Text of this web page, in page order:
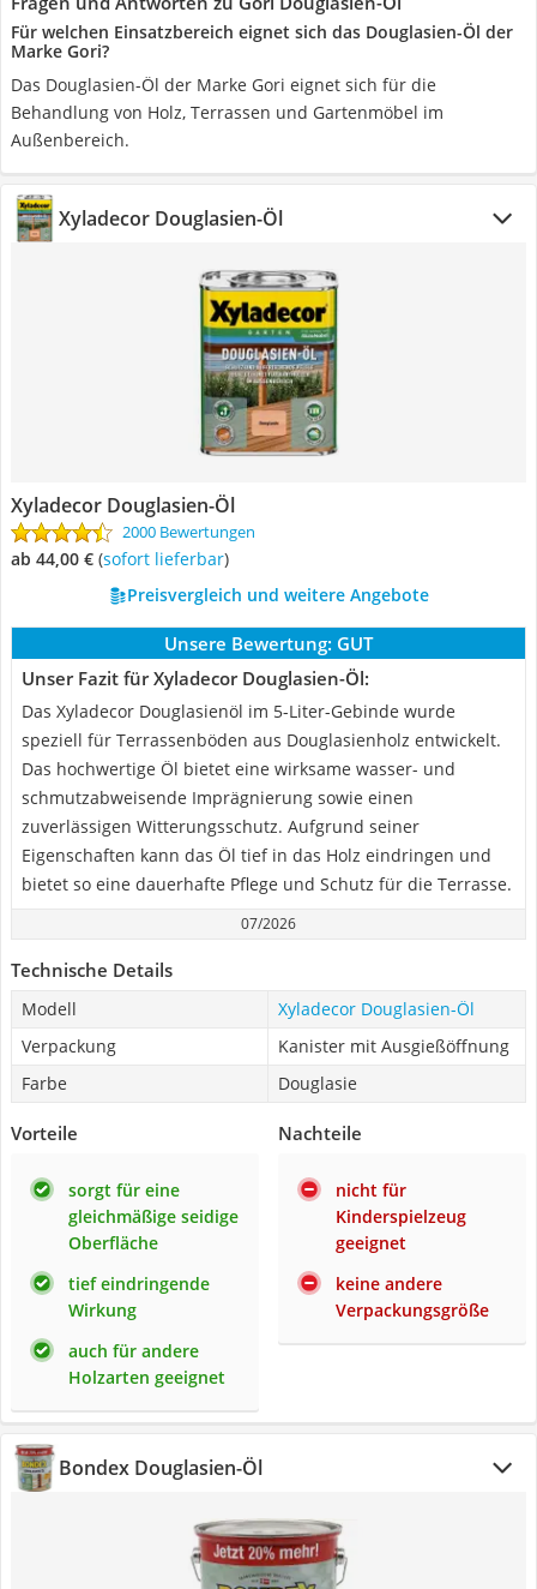
Für welchen Einsatzbereich eignet sich das Douglasien-Öl der
Marke Gori?
Das Douglasien-Öl der Marke Gori eignet sich für die
Behandlung von Holz, Terrassen und Gartenmöbel im
Außenbereich.
Xyladecor Douglasien-Öl
Xyladecor Douglasien-Öl
2000 Bewertungen
ab 44,00 € ( Sofort lieferbar)
Preisvergleich und weitere Angebote
Unsere Bewertung: GUT
Unser Fazit für Xyladecor Douglasien-Öl:
Das Xyladecor Douglasienöl im 5-Liter-Gebinde wurde
speziell für Terrassenböden aus Douglasienholz entwickelt.
Das hochwertige Öl bietet eine wirksame wasser- und
schmutzabweisende Imprägnierung sowie einen
zuverlässigen Witterungsschutz. Aufgrund seiner
Eigenschaften kann das Öl tief in das Holz eindringen und
bietet so eine dauerhafte Pflege und Schutz für die Terrasse.
07/2026
Technische Details
Modell
Xyladecor Douglasien-Öl
Verpackung
Kanister mit Ausgießöffnung
Farbe
Douglasie
Vorteile
sorgt für eine
gleichmäßige seidige
Oberfläche
tief eindringende
Wirkung
auch für andere
Holzarten geeignet
Nachteile
nicht für
Kinderspielzeug
geeignet
keine andere
Verpackungsgröße
Bondex Douglasien-Öl